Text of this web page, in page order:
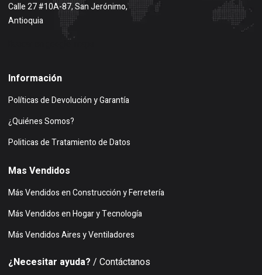
Calle 27 #10A-87, San Jerónimo,
Antioquia
Información
Políticas de Devolución y Garantía
¿Quiénes Somos?
Politicas de Tratamiento de Datos
Mas Vendidos
Más Vendidos en Construcción y Ferretería
Más Vendidos en Hogar y Tecnología
Más Vendidos Aires y Ventiladores
¿Necesitar ayuda? / Contáctanos